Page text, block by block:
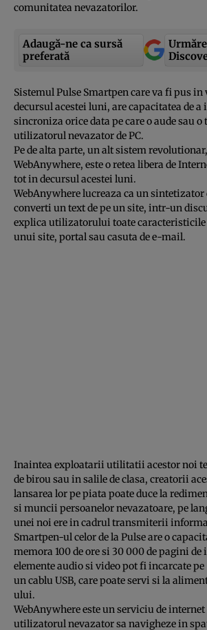
comunitatea nevazatorilor.
Adaugă-ne ca sursă
preferată
Sistemul Pulse Smartpen care va fi pus in
decursul acestei luni, are capacitatea de a
sincroniza orice data pe care o aude sau o
utilizatorul nevazator de PC.
Pe de alta parte, un alt sistem
WebAnywhere, este o retea libera de
tot in decursul acestei luni.
WebAnywhere lucreaza ca un sintetizator
converti un text de pe un site, intr-un
explica utilizatorului toate
unui site, portal sau casuta de e-mail.
Inaintea exploatarii utilitatii acestor noi
de birou sau in salile de clasa, creatorii
lansarea lor pe piata poate duce la
si muncii persoanelor nevazatoare, pe
unei noi ere in cadrul transmiterii
Smartpen-ul celor de la Pulse are o
memora 100 de ore si 30 000 de pagini
elemente audio si video pot fi incarcate
un cablu USB, care poate servi si la
ului.
WebAnywhere este un serviciu de
utilizatorul nevazator sa navigheze in